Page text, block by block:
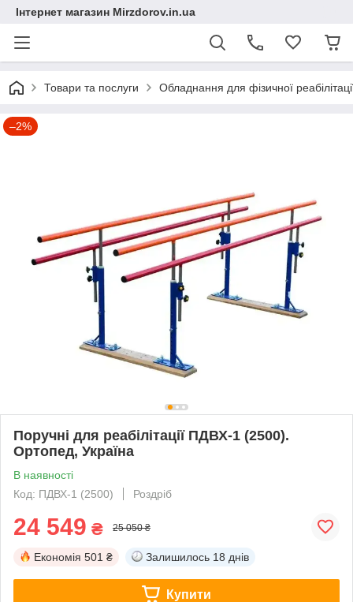
Інтернет магазин Mirzdorov.in.ua
Товари та послуги Обладнання для фізичної
–2%
Поручні для реабілітації ПДВХ-1 (2500).
Ортопед, Україна
В наявності
Код: ПДВХ-1 (2500)
Роздріб
24 549 ₴ 25 050 ₴
Економія 501 ₴ Залишилось 18 днів
Купити